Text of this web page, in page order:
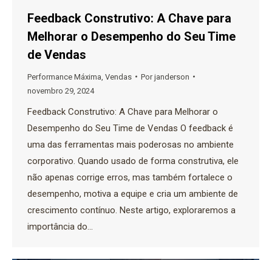
Feedback Construtivo: A Chave para
Melhorar o Desempenho do Seu Time
de Vendas
Performance Máxima Vendas Porjanderson
novembro 29, 2024
Feedback Construtivo: A Chave para Melhorar o
Desempenho do Seu Time de Vendas O feedback é
uma das ferramentas mais poderosas no ambiente
corporativo. Quando usado de forma construtiva, ele
não apenas corrige erros, mas também fortalece o
desempenho, motiva a equipe e cria um ambiente de
crescimento contínuo. Neste artigo, exploraremos a
importância do…